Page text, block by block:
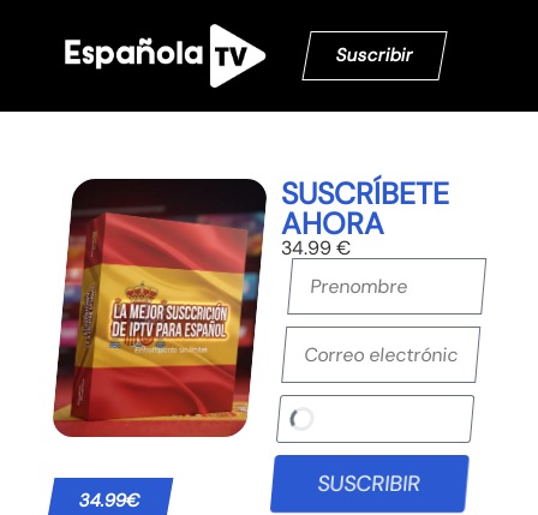
Suscribir
34.99€
SUSCRÍBETE
AHORA
34.99 €
SUSCRIBIR